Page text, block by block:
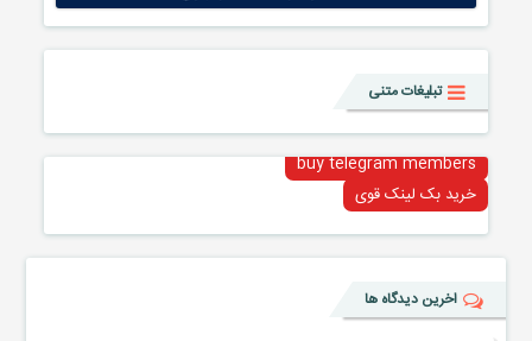
تبلیغات متنی
buy telegram members
خرید بک لینک قوی
اخرین دیدگاه ها